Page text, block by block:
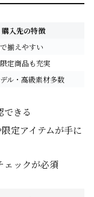
購入先の特徴
揃えやすい
定商品も充実
ル・高級素材多数
できる
定アイテムが手に
ェックが必須